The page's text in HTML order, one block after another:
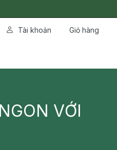
Tài khoản Giỏ hàng
VỚI